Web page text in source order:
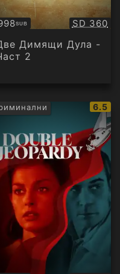
SUB SD 360
Димящи Дула -
2
IMDb
6.5